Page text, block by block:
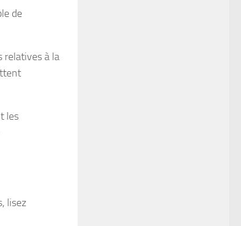
de
relatives à la
les
lisez